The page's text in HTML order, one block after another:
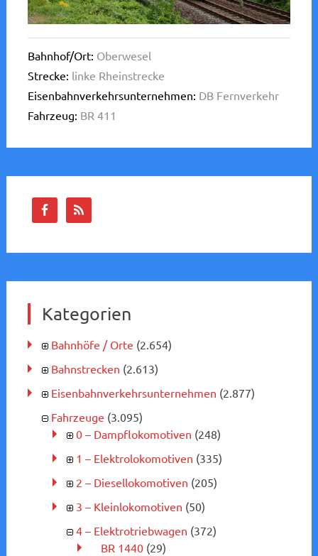
Bahnhof/Ort: Oberwesel
Strecke: linke Rheinstrecke
Eisenbahnverkehrsunternehmen: DB Fernverkehr
Fahrzeug: BR 411
Kategorien
Bahnhöfe / Orte (2.654)
Bahnstrecken (2.613)
Eisenbahnverkehrsunternehmen (2.877)
Fahrzeuge (3.095)
0 – Dampflokomotiven (248)
1 – Elektrolokomotiven (335)
2 – Diesellokomotiven (205)
3 – Kleinlokomotiven (50)
4 – Elektrotriebwagen (372)
BR 1440(29)